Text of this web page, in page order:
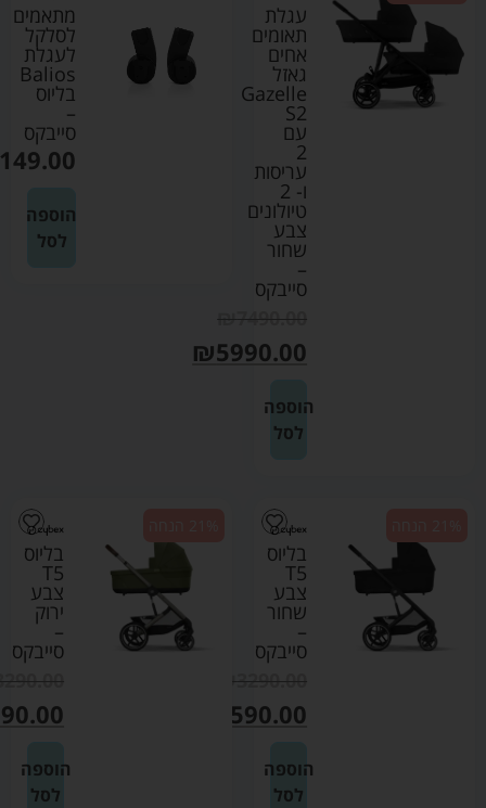
עגלת
תאומים
אחים
גאזל
Gazelle
S2
עם
2
עריסות
ו- 2
טיולונים
צבע
שחור
–
סייבקס
₪7490.00
₪5990.00
הוספה
לסל
מתאמים
לסלקל
לעגלת
Balios
בליוס
–
סייבקס
149.00
הוספה
לסל
בליוס
T5
צבע
שחור
–
סייבקס
₪3290.00
2590.00
הוספה
לסל
בליוס
T5
צבע
ירוק
–
סייבקס
הוספה
לסל